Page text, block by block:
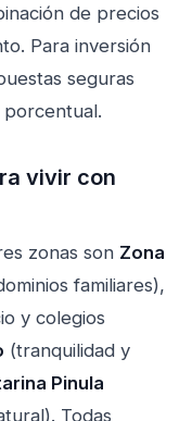
de precios
Para inversión
seguras
vivir con
zonas son Zona
familiares),
y colegios
(tranquilidad y
Pinula
Todas